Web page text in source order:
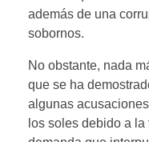
además de una
sobornos.
No obstante, nada
que se ha
algunas
los soles debido a